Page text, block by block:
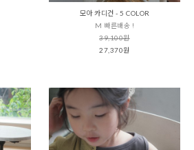
모아 카디건 - 5 COLOR
M 빠른배송 !
39,100원
27,370원